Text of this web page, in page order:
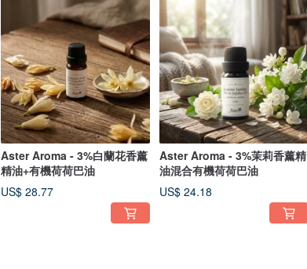
Aster Aroma - 3%白蘭花香薰
精油+有機荷荷巴油
US$ 28.77
Aster Aroma - 3%茉莉香薰精
油混合有機荷荷巴油
US$ 24.18